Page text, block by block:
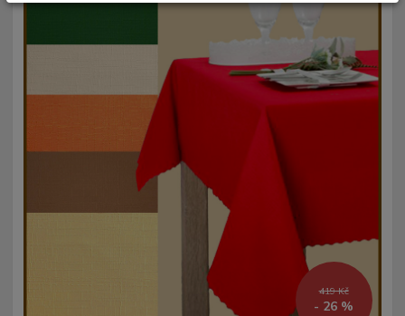
419 Kč
- 26 %